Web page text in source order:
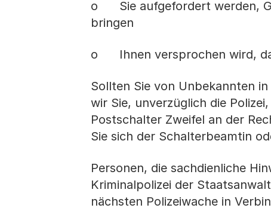
o Sie aufgefordert werden,
bringen
o Ihnen versprochen wird,
Sollten Sie von Unbekannten
wir Sie, unverzüglich die
Postschalter Zweifel an der
Sie sich der Schalterbeamtin
Personen, die sachdienliche
Kriminalpolizei der
nächsten Polizeiwache in